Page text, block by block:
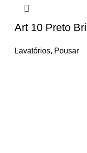
Art 10 Preto
Lavatórios, Pousar